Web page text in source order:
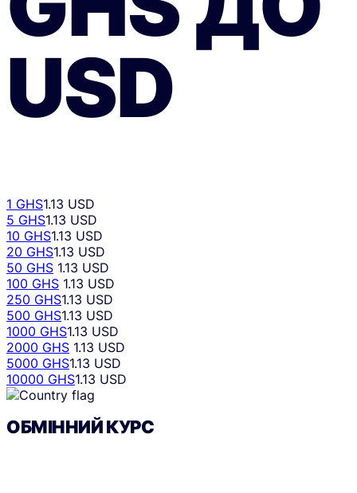
USD
1 GHS1.13 USD
5 GHS1.13 USD
10 GHS1.13 USD
20 GHS1.13 USD
50 GHS 1.13 USD
100 GHS 1.13 USD
250 GHS1.13 USD
500 GHS1.13 USD
1000 GHS1.13 USD
2000 GHS 1.13 USD
5000 GHS1.13 USD
10000 GHS1.13 USD
ОБМІННИЙ КУРС